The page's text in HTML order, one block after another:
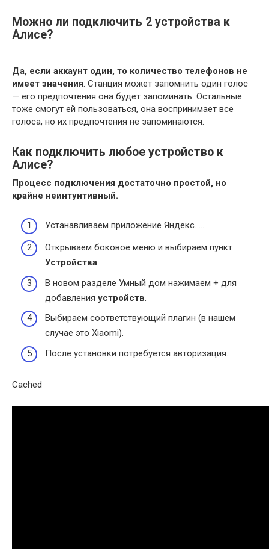
Можно ли подключить 2 устройства к
Алисе?
Да, если аккаунт один, то количество телефонов не
имеет значения. Станция может запомнить один голос
— его предпочтения она будет запоминать. Остальные
тоже смогут ей пользоваться, она воспринимает все
голоса, но их предпочтения не запоминаются.
Как подключить любое устройство к
Алисе?
Процесс подключения достаточно простой, но
крайне неинтуитивный.
Устанавливаем приложение Яндекс. …
Открываем боковое меню и выбираем пункт
Устройства.
В новом разделе Умный дом нажимаем + для
добавления устройств.
Выбираем соответствующий плагин (в нашем
случае это Xiaomi).
После установки потребуется авторизация.
Cached